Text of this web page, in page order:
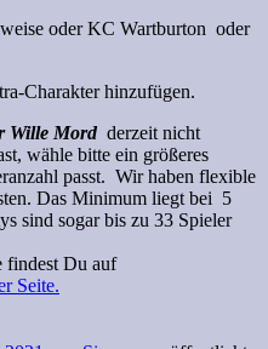
oder KC Wartburton oder
Charakter hinzufügen.
Wille Mord derzeit nicht
wähle bitte ein größeres
passt. Wir haben flexible
Das Minimum liegt bei 5
sind sogar bis zu 33 Spieler
findest Du auf
Seite.